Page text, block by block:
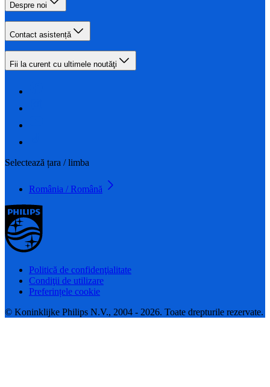
Despre noi
Contact asistență
Fii la curent cu ultimele noutăţi
Selectează țara / limba
România / Română
Politică de confidenţialitate
Condiţii de utilizare
Preferințele cookie
© Koninklijke Philips N.V., 2004 - 2026. Toate drepturile rezervate.